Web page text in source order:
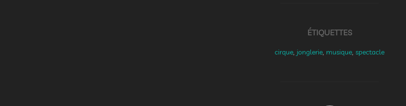
ÉTIQUETTES
cirque, jonglerie, musique, spectacle